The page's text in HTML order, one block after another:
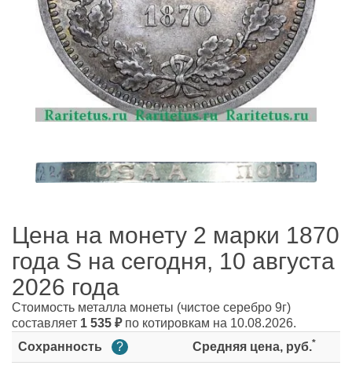
Цена на монету 2 марки 1870
года S на сегодня, 10 августа
2026 года
Стоимость металла монеты (чистое серебро 9г)
составляет 1 535 ₽по котировкам на 10.08.2026.
Сохранность
? Средняя цена, руб.*